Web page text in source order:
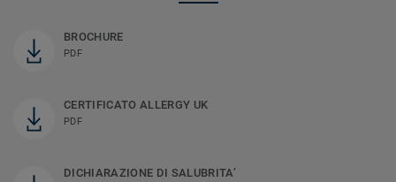
BROCHURE
PDF
CERTIFICATO ALLERGY UK
PDF
DICHIARAZIONE DI SALUBRITA’